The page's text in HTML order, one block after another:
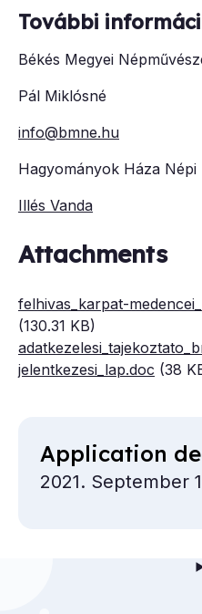
További
Békés Megyei
Pál Miklósné
info@bmne.hu
Hagyományok Háza
Illés Vanda
Attachments
felhivas_karpat-
(130.31 KB)
jelentkezesi_lap.doc (38
Application
2021. September